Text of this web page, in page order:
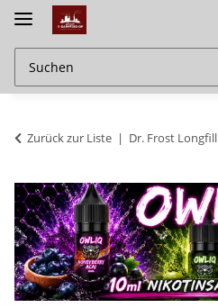
Zurück zur Liste Dr. Frost Longfill